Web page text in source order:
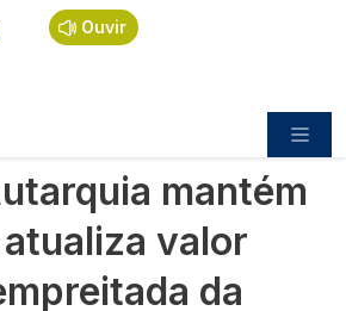
principal
Ouvir
estrutural
Política
mantém projeto e atualiza valor
mantém
valor
da